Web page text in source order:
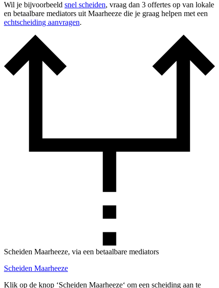
Wil je bijvoorbeeld snel scheiden, vraag dan 3 offertes op van lokale
en betaalbare mediators uit Maarheeze die je graag helpen met een
echtscheiding aanvragen.
Scheiden Maarheeze, via een betaalbare mediators
Scheiden Maarheeze
Klik op de knop ‘Scheiden Maarheeze‘ om een scheiding aan te